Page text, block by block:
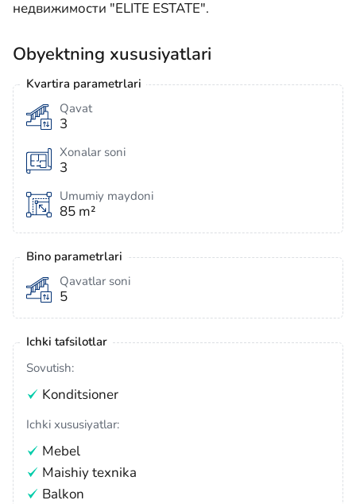
недвижимости "ELITE ESTATE".
Obyektning xususiyatlari
Kvartira parametrlari
Qavat
3
Xonalar soni
3
Umumiy maydoni
85 m²
Bino parametrlari
Qavatlar soni
5
Ichki tafsilotlar
Sovutish:
Konditsioner
Ichki xususiyatlar:
Mebel
Maishiy texnika
Balkon